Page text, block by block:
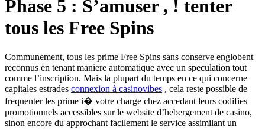
Phase 5 : S’amuser , ! tenter
tous les Free Spins
Communement, tous les prime Free Spins sans conserve englobent
reconnus en tenant maniere automatique avec un speculation tout
comme l’inscription. Mais la plupart du temps en ce qui concerne
capitales estrades connexion à casinovibes , cela reste possible de
frequenter les prime i� votre charge chez accedant leurs codifies
promotionnels accessibles sur le website d’hebergement de casino,
sinon encore du approchant facilement le service assimilant un